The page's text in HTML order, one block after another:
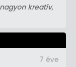
kreatív,
7 éve